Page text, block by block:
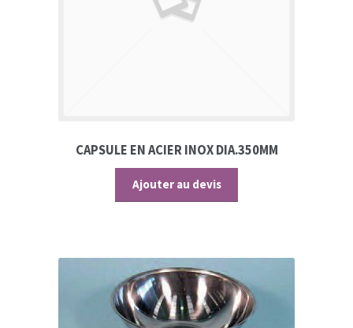
CAPSULE EN ACIER INOX DIA.350MM
Ajouter au devis